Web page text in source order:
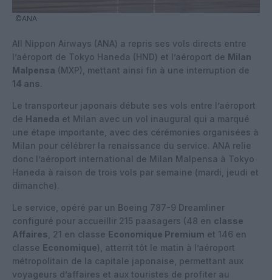
©ANA
All Nippon Airways (ANA) a repris ses vols directs entre
l’aéroport de Tokyo Haneda (HND) et l’aéroport de Milan
Malpensa (MXP), mettant ainsi fin à une interruption de
14 ans.
Le transporteur japonais débute ses vols entre l’aéroport
de Haneda et Milan avec un vol inaugural qui a marqué
une étape importante, avec des cérémonies organisées à
Milan pour célébrer la renaissance du service. ANA relie
donc l’aéroport international de Milan Malpensa à Tokyo
Haneda à raison de trois vols par semaine (mardi, jeudi et
dimanche).
Le service, opéré par un Boeing 787-9 Dreamliner
configuré pour accueillir 215 paasagers (48 en classe
Affaires , 21 en classe Economique Premium et 146 en
classe Economique), atterrit tôt le matin à l’aéroport
métropolitain de la capitale japonaise, permettant aux
voyageurs d’affaires et aux touristes de profiter au